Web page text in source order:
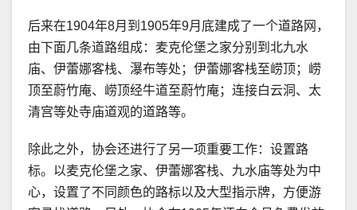
后来在1904年8月到1905年9月底建成了一个道路网，
由下面几条道路组成：麦克伦堡之家分别到北九水
庙、伊蕾娜客栈、瀑布等处；伊蕾娜客栈至崂顶；崂
顶至蔚竹庵、崂顶经牛道至蔚竹庵；连接白云洞、太
清宫等处寺庙道观的道路等。
除此之外，协会还进行了另一项重要工作：设置路
标。以麦克伦堡之家、伊蕾娜客栈、九水庙等处为中
心，设置了不同颜色的路标以及大型指示牌，方便游